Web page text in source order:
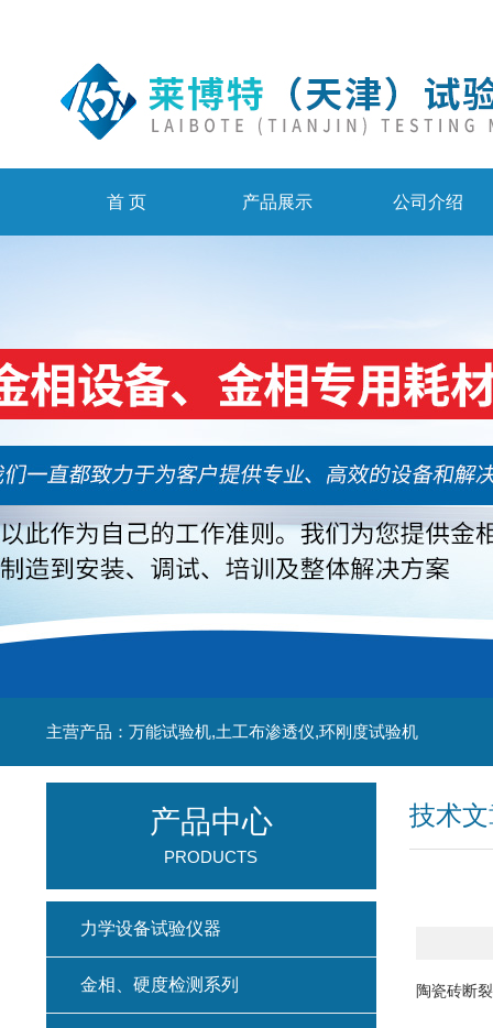
首 页 产品展示 公司介绍
主营产品：万能试验机,土工布渗透仪,环刚度试验机
技术
陶瓷砖断
产品中心
PRODUCTS
力学设备试验仪器
金相、硬度检测系列